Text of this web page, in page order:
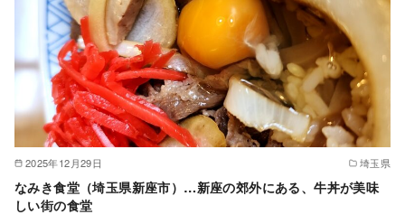
2025年12月29日 埼玉県
なみき食堂（埼玉県新座市）…新座の郊外にある、牛丼が美味
しい街の食堂